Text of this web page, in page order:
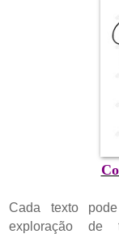
Cada texto
exploração de